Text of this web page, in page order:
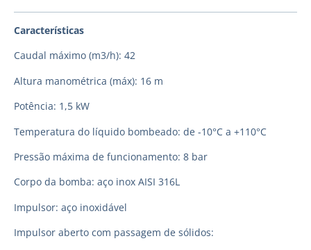
Características
Caudal máximo (m3/h): 42
Altura manométrica (máx): 16 m
Potência: 1,5 kW
Temperatura do líquido bombeado: de -10°C a +110°C
Pressão máxima de funcionamento: 8 bar
Corpo da bomba: aço inox AISI 316L
Impulsor: aço inoxidável
Impulsor aberto com passagem de sólidos: